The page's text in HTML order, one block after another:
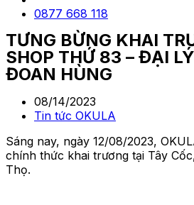
0877 668 118
TƯNG BỪNG KHAI
SHOP THỨ 83 – ĐẠI
ĐOAN HÙNG
08/14/2023
Tin tức OKULA
Sáng nay, ngày 12/08/2023,
chính thức khai trương tại Tây
Thọ.